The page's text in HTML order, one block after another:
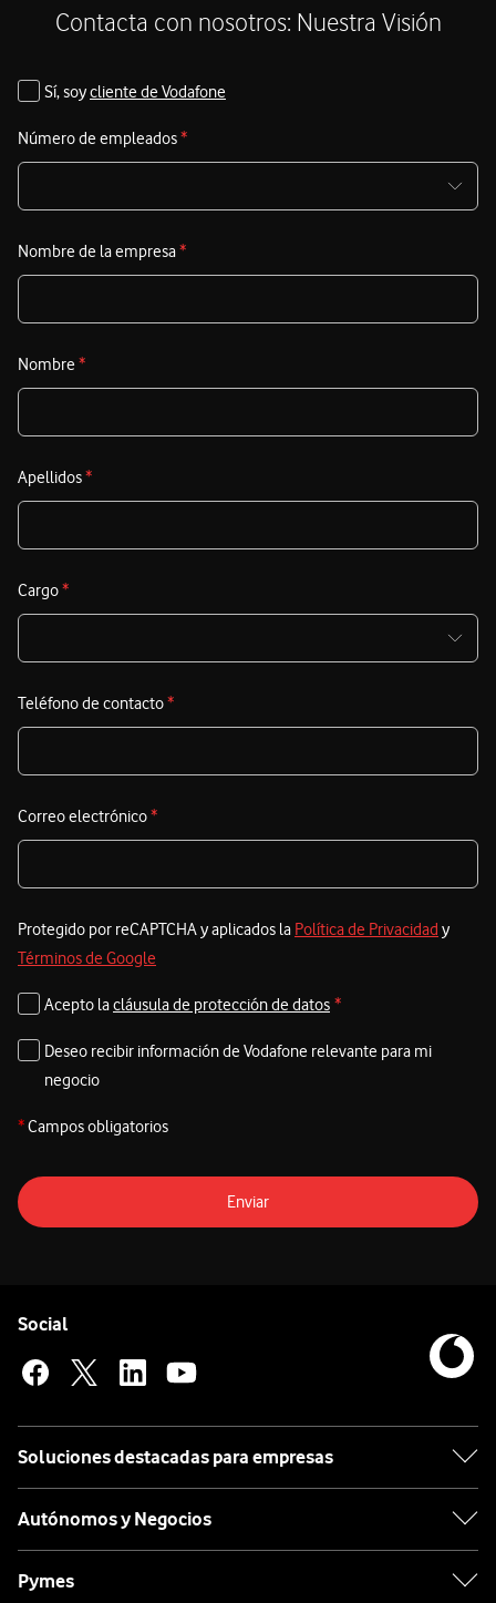
Contacta con nosotros: Nuestra Visión
Sí, soycliente de Vodafone
Número de empleados*
Nombre de la empresa*
Nombre *
Apellidos*
Cargo*
Teléfono de contacto*
Correo electrónico*
Protegido por reCAPTCHA y aplicados la Política de Privacidad y
Términos de Google
Acepto lacláusula de protección de datos *
Deseo recibir información de Vodafone relevante para mi
negocio
*Campos obligatorios
Enviar
Social
Soluciones destacadas para empresas
Autónomos y Negocios
Pymes